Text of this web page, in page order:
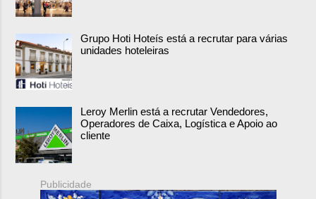
Grupo Hoti Hoteís está a recrutar para várias
unidades hoteleiras
Leroy Merlin está a recrutar Vendedores,
Operadores de Caixa, Logística e Apoio ao
cliente
Publicidade